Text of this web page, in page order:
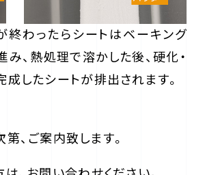
終わったらシートはベーキング
、熱処理で溶かした後、硬化・
したシートが排出されます。
、ご案内致します。